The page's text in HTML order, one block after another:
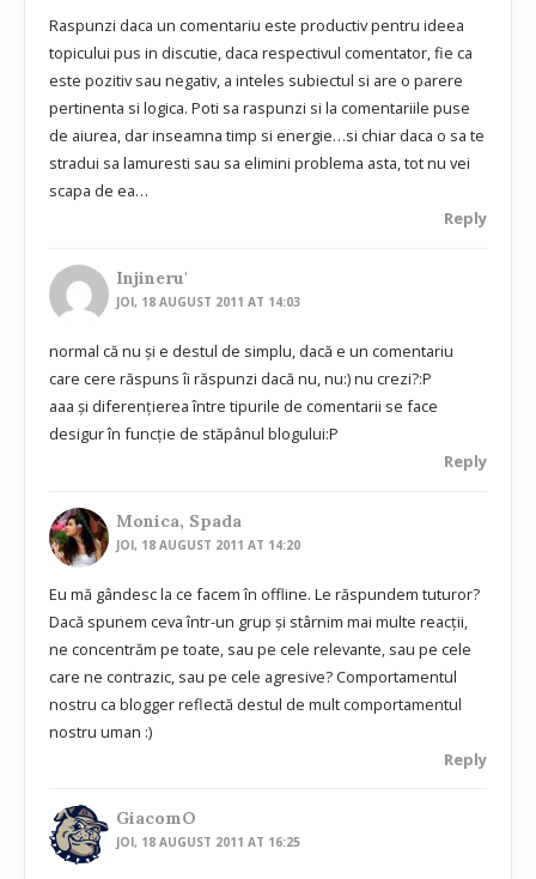
Raspunzi daca un comentariu este productiv pentru ideea
topicului pus in discutie, daca respectivul comentator, fie ca
este pozitiv sau negativ, a inteles subiectul si are o parere
pertinenta si logica. Poti sa raspunzi si la comentariile puse
de aiurea, dar inseamna timp si energie…si chiar daca o sa te
stradui sa lamuresti sau sa elimini problema asta, tot nu vei
scapa de ea…
Reply
Injineru'
JOI, 18 AUGUST 2011 AT 14:03
normal că nu şi e destul de simplu, dacă e un comentariu
care cere răspuns îi răspunzi dacă nu, nu:) nu crezi?:P
aaa şi diferenţierea între tipurile de comentarii se face
desigur în funcţie de stăpânul blogului:P
Reply
Monica, Spada
JOI, 18 AUGUST 2011 AT 14:20
Eu mă gândesc la ce facem în offline. Le răspundem tuturor?
Dacă spunem ceva într-un grup şi stârnim mai multe reacţii,
ne concentrăm pe toate, sau pe cele relevante, sau pe cele
care ne contrazic, sau pe cele agresive? Comportamentul
nostru ca blogger reflectă destul de mult comportamentul
nostru uman :)
Reply
GiacomO
JOI, 18 AUGUST 2011 AT 16:25